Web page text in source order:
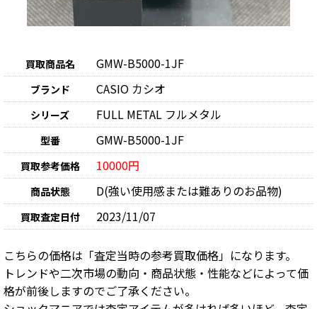
買取商品名 GMW-B5000-1JF
ブランド CASIO カシオ
シリーズ FULL METAL フルメタル
型番 GMW-B5000-1JF
買取参考価格 10000円
商品状態 D(強い使用感または難ありのお品物)
買取査定日付 2023/11/07
こちらの価格は「査定当時の参考買取価格」になります。
トレンドや二次市場の動向・商品状態・性能などによって価
格が前後しますのでご了承ください。